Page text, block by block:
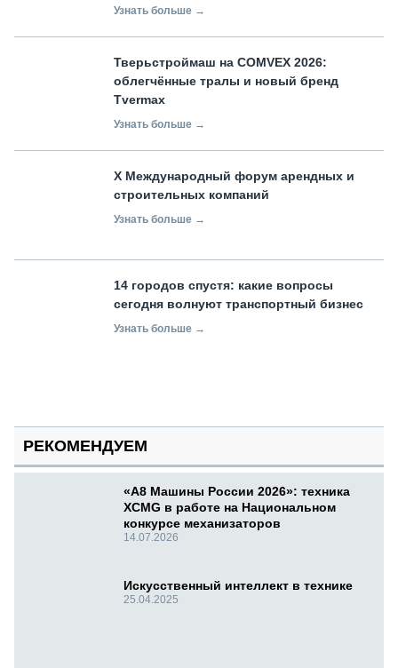
Узнать больше →
Тверьстроймаш на COMVEX 2026:
облегчённые тралы и новый бренд
Tvermax
Узнать больше →
X Международный форум арендных и
строительных компаний
Узнать больше →
14 городов спустя: какие вопросы
сегодня волнуют транспортный бизнес
Узнать больше →
РЕКОМЕНДУЕМ
«А8 Машины России 2026»: техника
XCMG в работе на Национальном
конкурсе механизаторов
14.07.2026
Искусственный интеллект в технике
25.04.2025